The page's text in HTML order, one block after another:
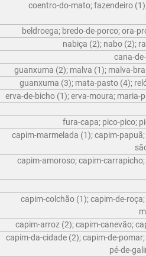
coentro-do-mato; fazendeiro
beldroega; bredo-de-porco; ora-
nabiça (2); nabo (2);
cana-
guanxuma (2); malva (1); malva-
guanxuma (3); mata-pasto (4);
erva-de-bicho (1); erva-moura; maria-
fura-capa; pico-pico;
capim-marmelada (1); capim-
capim-amoroso; capim-
capim-colchão (1); capim-de-
capim-arroz (2); capim-canevão;
capim-da-cidade (2); capim-de-
pé-de-